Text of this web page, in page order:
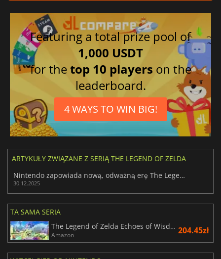
Featuring a total prize pool of
1,000 USDT
for thetop 10 players on the
leaderboard.
4 WAYS TO WIN BIG!
ARTYKUŁY ZWIĄZANE Z SERIĄ THE LEGEND OF ZELDA
Nintendo zapowiada nową, odważną erę The Legend of Zelda
30.12.2025
TA SAMA SERIA
The Legend of Zelda Echoes of Wisdom
Amazon 204.45zł